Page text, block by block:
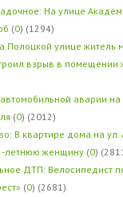
На улице
(0) (1294)
Полоцкой улице житель
взрыв в помещении
аварии на
(0) (2012)
В квартире дома на ул.
летнюю женщину (0)
ДТП: Велосипедист
(0) (2681)